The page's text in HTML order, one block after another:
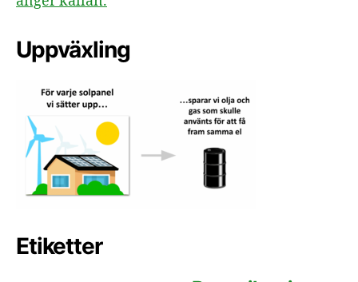
Uppväxling
Etiketter